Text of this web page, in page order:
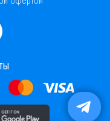
Скачать приложение в PlayMarket